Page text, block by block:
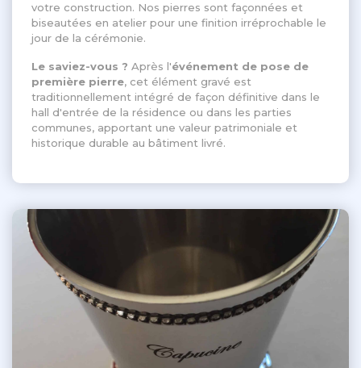
votre construction. Nos pierres sont façonnées et
biseautées en atelier pour une finition irréprochable le
jour de la cérémonie.
Le saviez-vous ? Après l'événement de pose de
première pierre, cet élément gravé est
traditionnellement intégré de façon définitive dans le
hall d'entrée de la résidence ou dans les parties
communes, apportant une valeur patrimoniale et
historique durable au bâtiment livré.